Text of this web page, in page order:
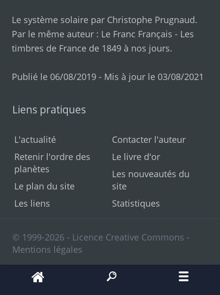
Le système solaire par Christophe Prugnaud.
Par le même auteur : Le Franc Français - Les
timbres de France de 1849 à nos jours.
Publié le 06/08/2019 - Mis à jour le 03/08/2021
Liens pratiques
L'actualité
Retenir l'ordre des
planètes
Le plan du site
Les liens
Contacter l'auteur
Le livre d'or
Les nouveautés du
site
Statistiques
© 1999-2026 - Licence Creative Commons -
Mentions légales